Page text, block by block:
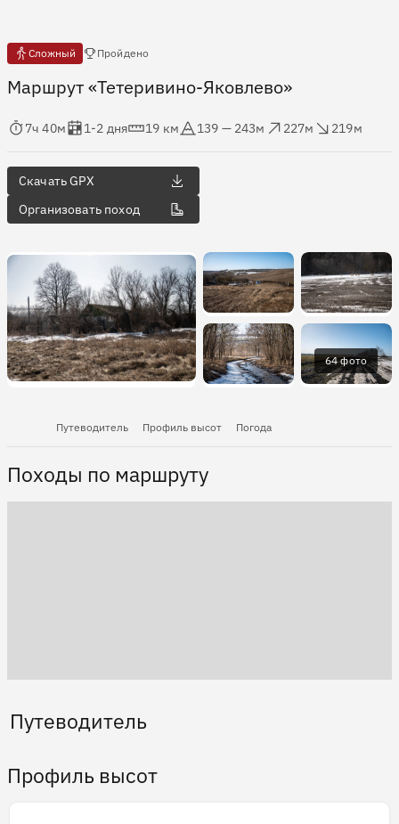
Сложный Пройдено
Маршрут «Тетеривино-Яковлево»
в пути
7ч 40м
Оценка в днях
1-2 дня
Дистанция
19 км
Абсолютная высота
139 — 243м
Набор высоты
227м
Сброс высоты
219м
Скачать GPX
Организовать поход
64 фото
Путеводитель Профиль высот Погода
Походы по маршруту
Путеводитель
Профиль высот